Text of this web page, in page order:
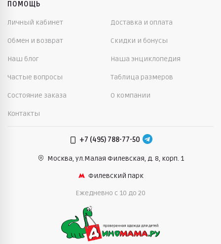
ПОМОЩЬ
Личный кабинет Доставка и оплата
Обмен и возврат Скидки и бонусы
Наш блог Наша энциклопедия
Частые вопросы Таблица размеров
Состояние заказа О компании
Контакты
+7 (495) 788-77-50
Москва, ул.Малая Филевская, д. 8, корп. 1
Филевский парк
Ежедневно c 10 до 20